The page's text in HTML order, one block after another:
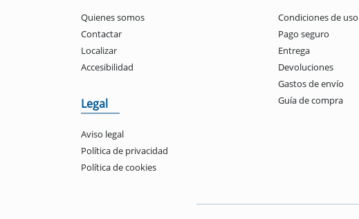
Quienes somos
Contactar
Localizar
Accesibilidad
Legal
Aviso legal
Política de privacidad
Política de cookies
Condiciones de uso
Pago seguro
Entrega
Devoluciones
Gastos de envío
Guía de compra